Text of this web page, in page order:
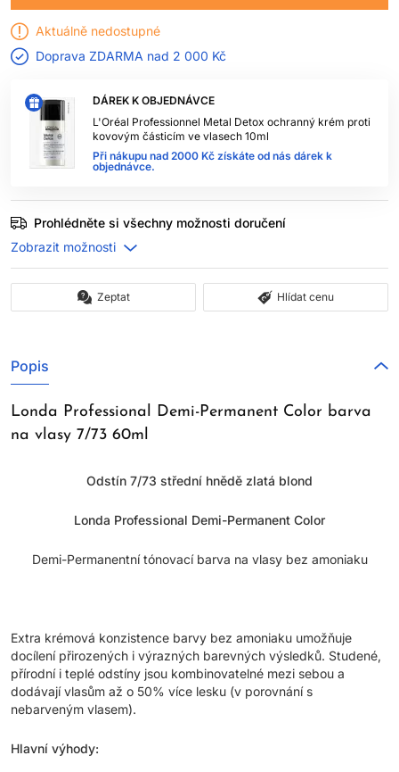
DÁREK K OBJEDNÁVCE
L'Oréal Professionnel Metal Detox ochranný krém proti
kovovým částicím ve vlasech 10ml
Při nákupu nad 2000 Kč získáte od nás dárek k
objednávce.
Aktuálně nedostupné
Doprava ZDARMA nad 2 000 Kč
Prohlédněte si všechny možnosti doručení
Zeptat Hlídat cenu
Popis
Londa Professional Demi-Permanent Color barva
na vlasy 7/73 60ml
Odstín 7/73 střední hnědě zlatá blond
Londa Professional Demi-Permanent Color
Demi-Permanentní tónovací barva na vlasy bez amoniaku
Extra krémová konzistence barvy bez amoniaku umožňuje
docílení přirozených i výrazných barevných výsledků. Studené,
přírodní i teplé odstíny jsou kombinovatelné mezi sebou a
dodávají vlasům až o 50% více lesku (v porovnání s
nebarveným vlasem).
Hlavní výhody: